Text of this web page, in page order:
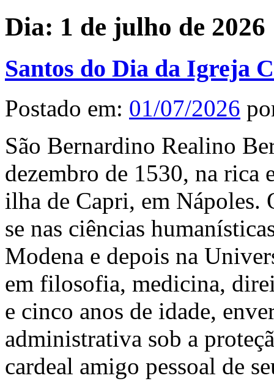
Dia: 1 de julho de 2026
Santos do Dia da Igreja
Postado em: 01/07/2026
São Bernardino Realino
dezembro de 1530, na rica
ilha de Capri, em
se nas ciências
Modena e depois na
em filosofia, medicina,
e cinco anos de idade,
administrativa sob a
cardeal amigo pessoal de